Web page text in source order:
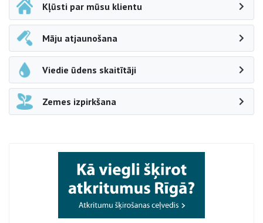
Kļūsti par mūsu klientu
Māju atjaunošana
Viedie ūdens skaitītāji
Zemes izpirkšana